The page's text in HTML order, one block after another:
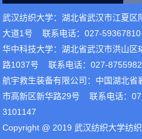
武汉纺织大学：湖北省武汉市江夏区
大道1号 联系电话：027-59367810
华中科技大学：湖北省武汉市洪山区
路1037号 联系电话：027-
航宇救生装备有限公司：中国湖北省
市高新区新华路29号 联系电话：
3101147
Copyright @ 2019 武汉纺织大学纺